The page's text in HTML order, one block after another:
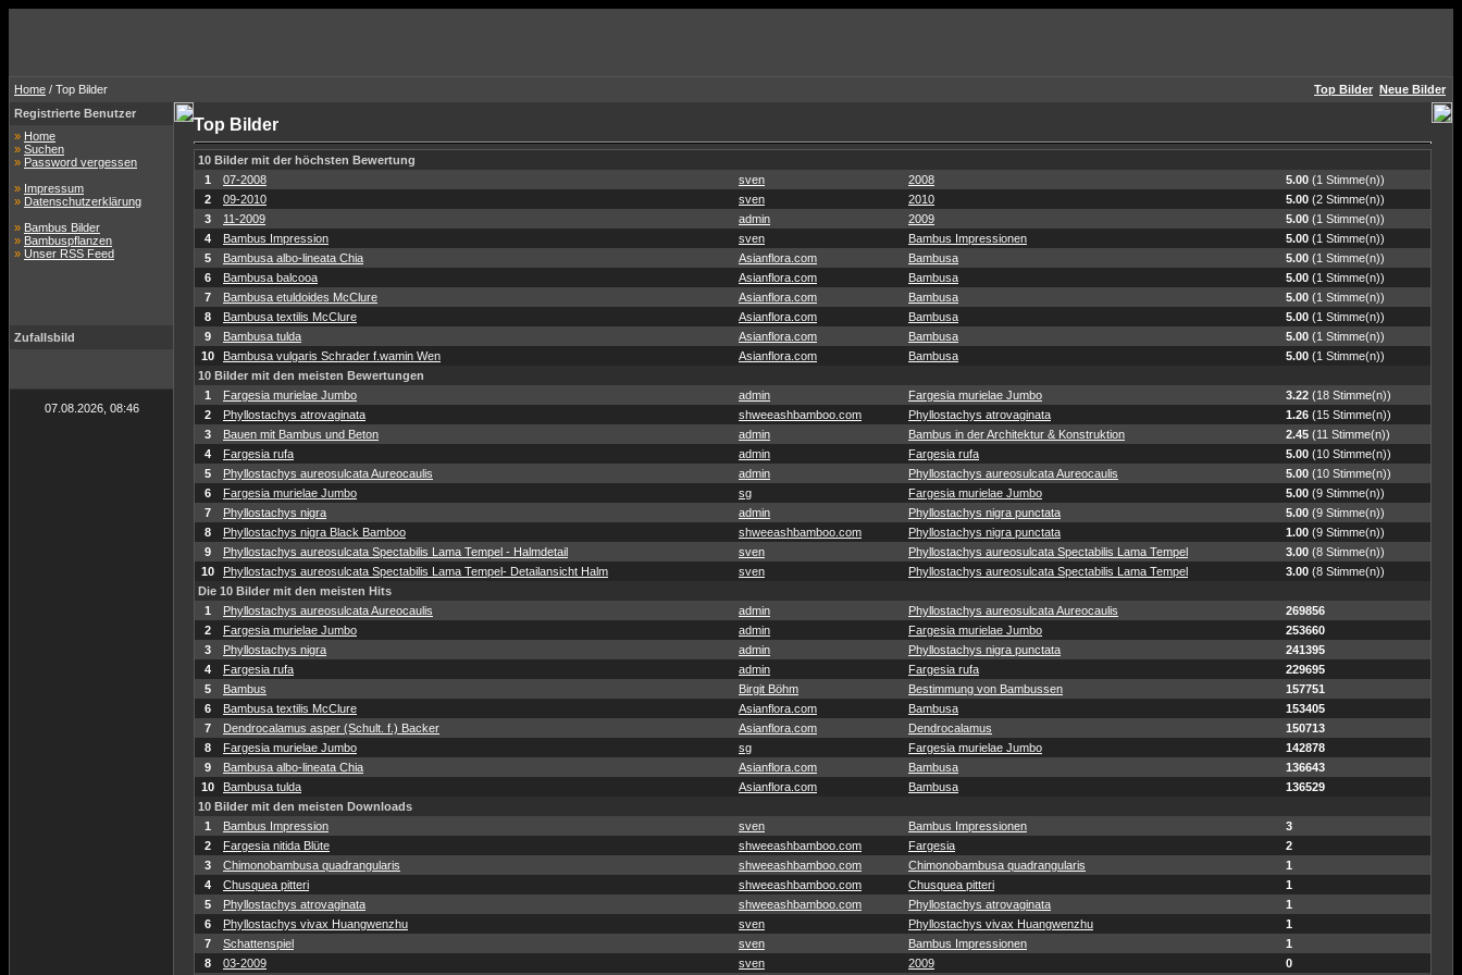
Home / Top Bilder Top Bilder Neue Bilder
Registrierte Benutzer
» Home
» Suchen
» Password vergessen
» Impressum
» Datenschutzerklärung
» Bambus Bilder
» Bambuspflanzen
» Unser RSS Feed
Zufallsbild
07.08.2026, 08:46
Top Bilder
10 Bilder mit der höchsten Bewertung
1
07-2008 sven 2008 5.00 (1 Stimme(n))
2
09-2010 sven 2010 5.00 (2 Stimme(n))
3
11-2009 admin 2009 5.00 (1 Stimme(n))
4
Bambus Impression sven Bambus Impressionen 5.00 (1 Stimme(n))
5
Bambusa albo-lineata Chia Asianflora.com Bambusa 5.00 (1 Stimme(n))
6
Bambusa balcooa Asianflora.com Bambusa 5.00 (1 Stimme(n))
7
Bambusa etuldoides McClure Asianflora.com Bambusa 5.00 (1 Stimme(n))
8
Bambusa textilis McClure Asianflora.com Bambusa 5.00 (1 Stimme(n))
9
Bambusa tulda Asianflora.com Bambusa 5.00 (1 Stimme(n))
10
Bambusa vulgaris Schrader f.wamin Wen Asianflora.com Bambusa 5.00 (1 Stimme(n))
10 Bilder mit den meisten Bewertungen
1
Fargesia murielae Jumbo admin Fargesia murielae Jumbo 3.22 (18 Stimme(n))
2
Phyllostachys atrovaginata shweeashbamboo.com Phyllostachys atrovaginata 1.26 (15 Stimme(n))
3
Bauen mit Bambus und Beton admin Bambus in der Architektur & Konstruktion 2.45 (11 Stimme(n))
4
Fargesia rufa admin Fargesia rufa 5.00 (10 Stimme(n))
5
Phyllostachys aureosulcata Aureocaulis admin Phyllostachys aureosulcata Aureocaulis 5.00 (10 Stimme(n))
6
Fargesia murielae Jumbo sg Fargesia murielae Jumbo 5.00 (9 Stimme(n))
7
Phyllostachys nigra admin Phyllostachys nigra punctata 5.00 (9 Stimme(n))
8
Phyllostachys nigra Black Bamboo shweeashbamboo.com Phyllostachys nigra punctata 1.00 (9 Stimme(n))
9
Phyllostachys aureosulcata Spectabilis Lama Tempel - Halmdetail sven Phyllostachys aureosulcata Spectabilis Lama Tempel 3.00 (8 Stimme(n))
10
Phyllostachys aureosulcata Spectabilis Lama Tempel- Detailansicht Halm sven Phyllostachys aureosulcata Spectabilis Lama Tempel 3.00 (8 Stimme(n))
Die 10 Bilder mit den meisten Hits
1
Phyllostachys aureosulcata Aureocaulis admin Phyllostachys aureosulcata Aureocaulis
269856
2
Fargesia murielae Jumbo admin Fargesia murielae Jumbo
253660
3
Phyllostachys nigra admin Phyllostachys nigra punctata
241395
4
Fargesia rufa admin Fargesia rufa
229695
5
Bambus Birgit Böhm Bestimmung von Bambussen
157751
6
Bambusa textilis McClure Asianflora.com Bambusa
153405
7
Dendrocalamus asper (Schult. f.) Backer Asianflora.com Dendrocalamus
150713
8
Fargesia murielae Jumbo sg Fargesia murielae Jumbo
142878
9
Bambusa albo-lineata Chia Asianflora.com Bambusa
136643
10
Bambusa tulda Asianflora.com Bambusa
136529
10 Bilder mit den meisten Downloads
1
Bambus Impression sven Bambus Impressionen
3
2
Fargesia nitida Blüte shweeashbamboo.com Fargesia
2
3
Chimonobambusa quadrangularis shweeashbamboo.com Chimonobambusa quadrangularis
1
4
Chusquea pitteri shweeashbamboo.com Chusquea pitteri
1
5
Phyllostachys atrovaginata shweeashbamboo.com Phyllostachys atrovaginata
1
6
Phyllostachys vivax Huangwenzhu sven Phyllostachys vivax Huangwenzhu
1
7
Schattenspiel sven Bambus Impressionen
1
8
03-2009 sven 2009 0